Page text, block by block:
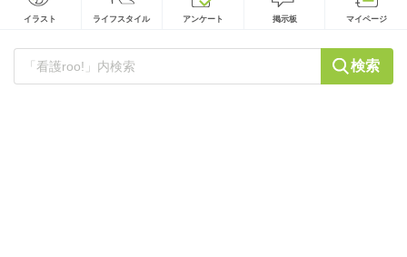
イラスト ライフスタイル アンケート 掲示板 マイページ
検索